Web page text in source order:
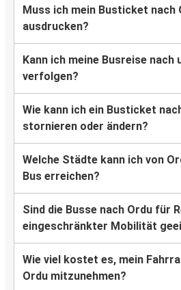
Muss ich mein Busticket nach
ausdrucken?
Kann ich meine Busreise nach
verfolgen?
Wie kann ich ein Busticket
stornieren oder ändern?
Welche Städte kann ich von
Bus erreichen?
Sind die Busse nach Ordu für
eingeschränkter Mobilität
Wie viel kostet es, mein
Ordu mitzunehmen?